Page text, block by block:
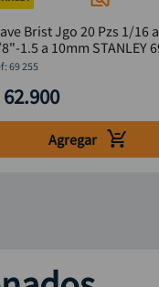
Brist Jgo 20 Pzs 1/16 a
1.5 a 10mm STANLEY 69
: 69 255
62.900
Agregar